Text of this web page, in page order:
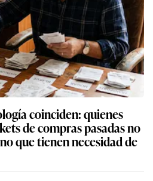
coinciden: quienes
de compras pasadas no
que tienen necesidad de